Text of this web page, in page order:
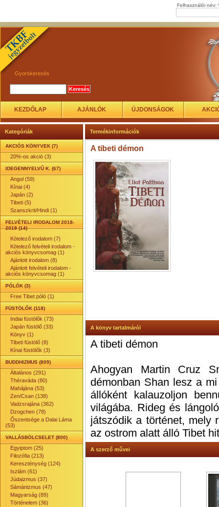
Felhasználói név:
Gyorskeresés
KEZDŐLAP AJÁNLÓK ÚJDONSÁGOK
Kategóriák
AKCIÓS KÖNYVEK (7)
20%-os akció (3)
IDEGENNYELVŰ K. (67)
Angol (59)
Kínai (4)
Japán (2)
Tibeti (5)
Szanszkrit/Hindi (1)
FELVÉTELI IRODALOM 2018-
2019 (14)
Kötelező irodalom (7)
Kötelező felvételi irodalom -
akciós könyvcsomag (1)
Ajánlott irodalom (8)
Ajánlott felvételi irodalom -
akciós könyvcsomag (1)
PÓLÓK (3)
Free Tibet póló (1)
FÜSTÖLŐK (118)
Indiai füstölők (73)
Japán füstölő (33)
Könyv (1)
Tibeti füstölő (8)
Kínai füstölők (3)
BUDDHIZMUS (809)
Általános (291)
Théraváda (80)
Mahájána (53)
Zen/Csan (138)
Vadzsrajána (362)
Dzogchen (78)
Őszentsége a Dalai Láma
(53)
VALLÁSBÖLCSELET (800)
Egyiptom (25)
Filozófia (213)
Kereszténység (124)
Iszlám (61)
Júdaizmus (37)
Sámánizmus (47)
Magyarság (89)
Történelem (36)
Termékinformációk
A tibeti démon
A könyv tartalmáról
A tibeti démon
Ahogyan Martin Cruz
démonban Shan lesz a
állóként kalauzoljon
világába. Rideg és
játszódik a történet, mely
az ostrom alatt álló Tibet
A szerző művei